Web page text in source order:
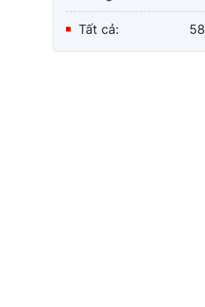
Tất cả: